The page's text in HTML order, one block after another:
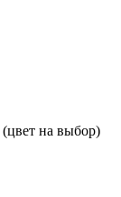
на выбор)